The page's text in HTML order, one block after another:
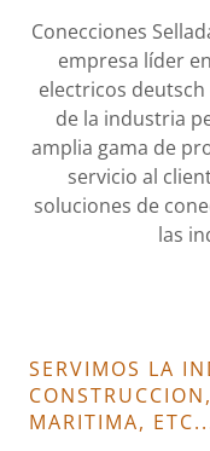
Conecciones
empresa líder
electricos
de la industria
amplia gama de
servicio al
soluciones de
las
SERVIMOS LA
MARITIMA,